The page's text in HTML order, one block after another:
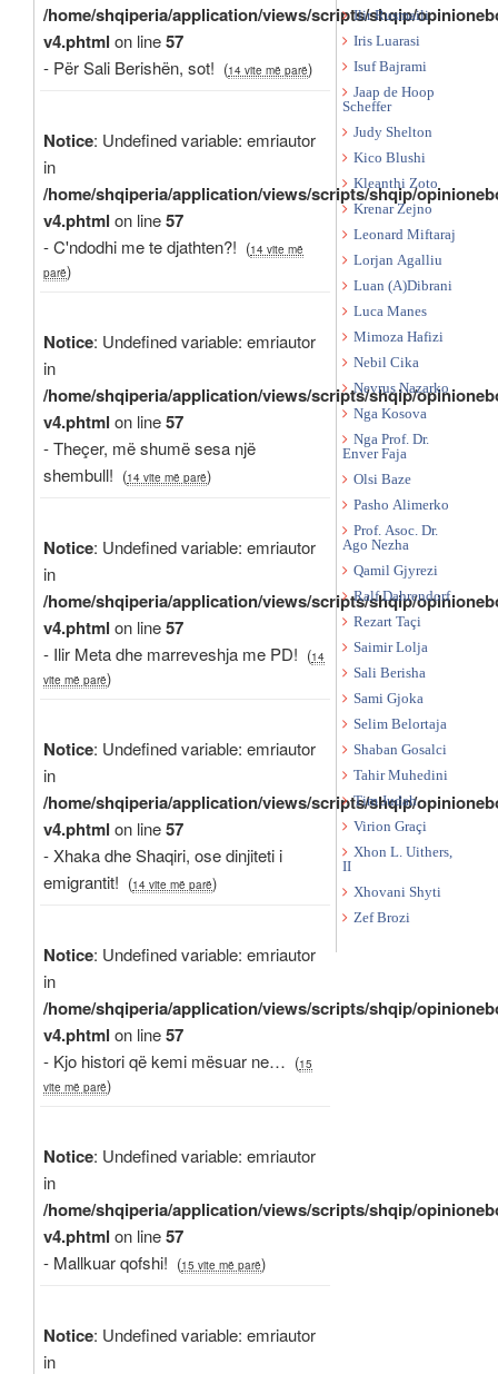
/home/shqiperia/application/views/scripts/shqip/
v4.phtml on line57
- Për Sali Berishën, sot! (14 vite më parë)
Notice: Undefined variable: emriautor
in
/home/shqiperia/application/views/scripts/shqip/
v4.phtml on line57
- C'ndodhi me te djathten?! (14 vite më
parë)
Notice: Undefined variable: emriautor
in
/home/shqiperia/application/views/scripts/shqip/
v4.phtml on line57
- Theçer, më shumë sesa një
shembull! (14 vite më parë)
Notice: Undefined variable: emriautor
in
/home/shqiperia/application/views/scripts/shqip/
v4.phtml on line57
- Ilir Meta dhe marreveshja me PD! (14
vite më parë)
Notice: Undefined variable: emriautor
in
/home/shqiperia/application/views/scripts/shqip/
v4.phtml on line57
- Xhaka dhe Shaqiri, ose dinjiteti i
emigrantit! (14 vite më parë)
Notice: Undefined variable: emriautor
in
/home/shqiperia/application/views/scripts/shqip/
v4.phtml on line57
- Kjo histori që kemi mësuar ne… (15
vite më parë)
Notice: Undefined variable: emriautor
in
/home/shqiperia/application/views/scripts/shqip/
v4.phtml on line57
- Mallkuar qofshi! (15 vite më parë)
Notice: Undefined variable: emriautor
in
Ilir Rusmaili
Iris Luarasi
Isuf Bajrami
Jaap de Hoop
Scheffer
Judy Shelton
Kico Blushi
Kleanthi Zoto
Krenar Zejno
Leonard Miftaraj
Lorjan Agalliu
Luan (A)Dibrani
Luca Manes
Mimoza Hafizi
Nebil Cika
Nevrus Nazarko
Nga Kosova
Nga Prof. Dr.
Enver Faja
Olsi Baze
Pasho Alimerko
Prof. Asoc. Dr.
Ago Nezha
Qamil Gjyrezi
Ralf Dahrendorf
Rezart Taçi
Saimir Lolja
Sali Berisha
Sami Gjoka
Selim Belortaja
Shaban Gosalci
Tahir Muhedini
Tim Judah
Virion Graçi
Xhon L. Uithers,
II
Xhovani Shyti
Zef Brozi